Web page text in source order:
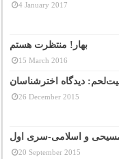
4 January 2017
بهار! منتظرت هستم
15 March 2016
دیدگاه اخترشناسان
26 December 2015
مسیحی و اسلامی-سری اول
20 September 2015